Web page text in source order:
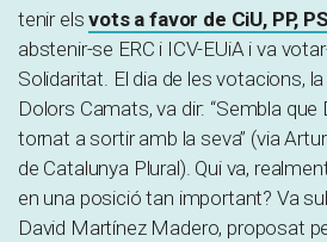
tenir elsvots a favor de CiU, PP,
abstenir-se ERC i ICV-EUiA i va
Solidaritat. El dia de les votacions, la
Dolors Camats, va dir: “Sembla que
tornat a sortir amb la seva” (via
de Catalunya Plural). Qui va,
en una posició tan important? Va
David Martínez Madero, proposat